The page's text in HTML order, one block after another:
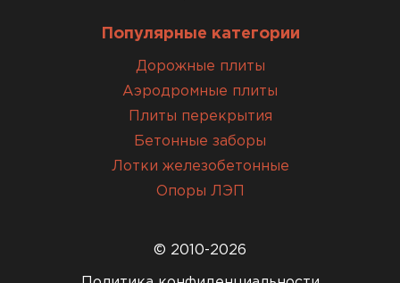
Популярные категории
Дорожные плиты
Аэродромные плиты
Плиты перекрытия
Бетонные заборы
Лотки железобетонные
Опоры ЛЭП
© 2010-2026